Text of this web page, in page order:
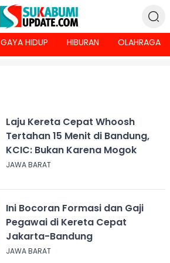
GAYA HIDUP HIBURAN OLAHRAGA
Laju Kereta Cepat Whoosh
Tertahan 15 Menit di Bandung,
KCIC: Bukan Karena Mogok
JAWA BARAT
Ini Bocoran Formasi dan Gaji
Pegawai di Kereta Cepat
Jakarta-Bandung
JAWA BARAT